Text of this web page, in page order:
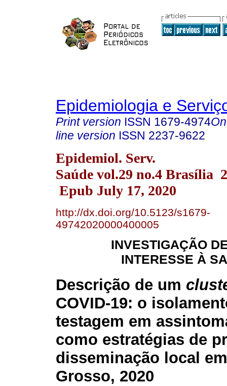
Epidemiologia e
Print version ISSN 1679-4974
line version ISSN 2237-9622
Epidemiol. Serv.
Saúde vol.29 no.4 Brasília
Epub July 17, 2020
http://dx.doi.org/10.5123/s1679-
49742020000400005
INVESTIGAÇÃO
INTERESSE À
Descrição de um
COVID-19: o
testagem em
como estratégias de
disseminação local
Grosso, 2020